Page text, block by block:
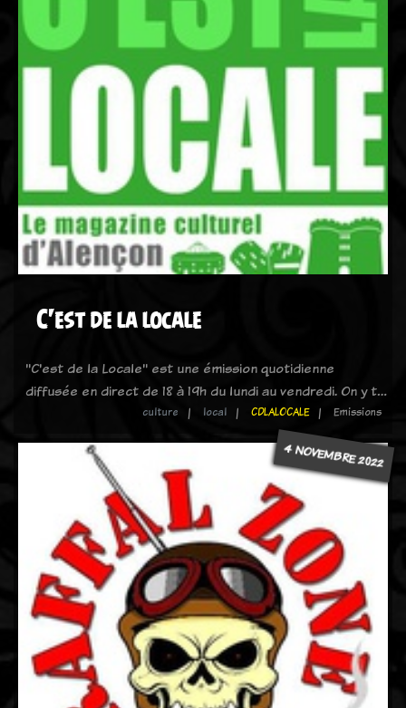
C'est de la locale
"C'est de la Locale" est une émission quotidienne
diffusée en direct de 18 à 19h du lundi au vendredi. On y t…
culture local CDLALOCALE Emissions
4 NOVEMBRE 2022